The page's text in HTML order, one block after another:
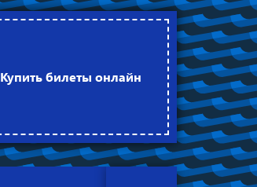
Купить билеты онлайн